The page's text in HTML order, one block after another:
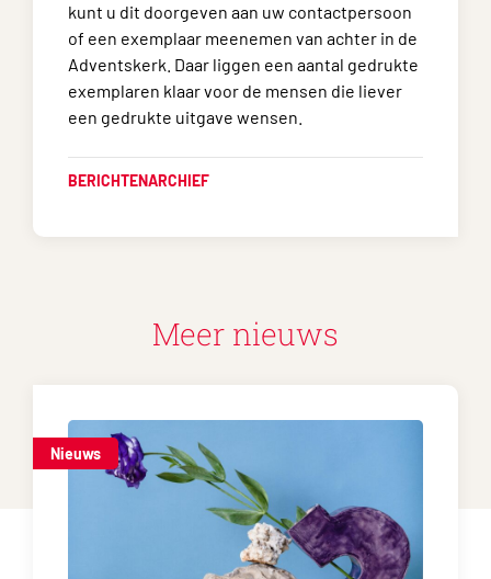
kunt u dit doorgeven aan uw contactpersoon
of een exemplaar meenemen van achter in de
Adventskerk. Daar liggen een aantal gedrukte
exemplaren klaar voor de mensen die liever
een gedrukte uitgave wensen.
BERICHTENARCHIEF
Meer nieuws
Nieuws